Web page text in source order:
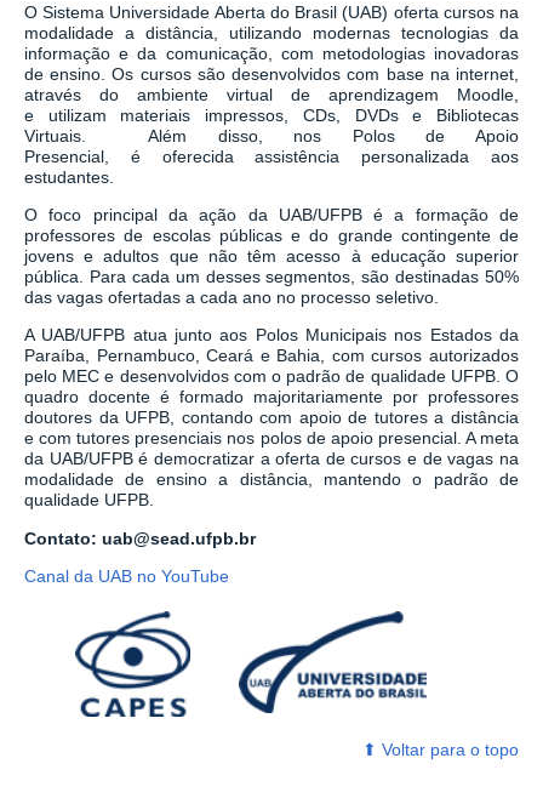
O Sistema Universidade Aberta do Brasil (UAB) oferta cursos na
modalidade a distância, utilizando modernas tecnologias da
informação e da comunicação, com metodologias inovadoras
de ensino. Os cursos são desenvolvidos com base na internet,
através do ambiente virtual de aprendizagem Moodle
e utilizam materiais impressos, CDs, DVDse Bibliotecas
Virtuais
Além disso, nos Polos de Apoio
Presencial, é oferecidaassistência personalizada aos
estudantes.
O foco principal da ação da UAB/UFPBé a formação de
professores de escolas públicas e do grande contingente de
jovense adultos que não têm acesso à educação superior
pública. Para cada um desses segmentos, são destinadas 50%
das vagas ofertadas a cada ano no processo seletivo.
A UAB/UFPB atua junto aos Polos Municipais nos Estados da
Paraíba, Pernambuco, Ceará e Bahia, com cursos autorizados
pelo MEC e desenvolvidos com o padrão de qualidade UFPB. O
quadro docente é formado majoritariamente por professores
doutores da UFPB, contando com apoio de tutores a distância
ecomtutores presenciais nos polos de apoio presencial. A meta
da UAB/UFPBé democratizar a oferta de cursos e de vagas na
modalidadede ensinoa distância, mantendo o padrão de
qualidade UFPB.
Contato: uab@sead.ufpb.br
Canal da UAB no YouTube
⬆ ‎Voltar para o topo